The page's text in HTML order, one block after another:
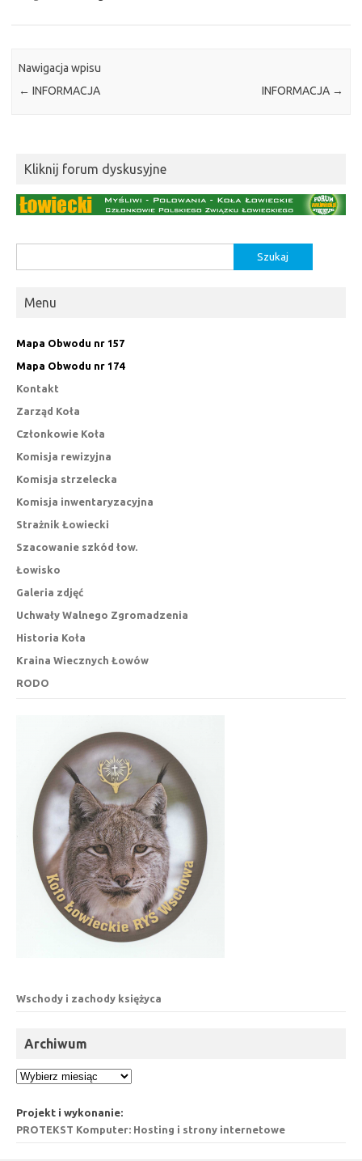
Nawigacja wpisu
← INFORMACJA INFORMACJA →
Kliknij forum dyskusyjne
Menu
Mapa Obwodu nr 157
Mapa Obwodu nr 174
Kontakt
Zarząd Koła
Członkowie Koła
Komisja rewizyjna
Komisja strzelecka
Komisja inwentaryzacyjna
Strażnik Łowiecki
Szacowanie szkód łow.
Łowisko
Galeria zdjęć
Uchwały Walnego Zgromadzenia
Historia Koła
Kraina Wiecznych Łowów
RODO
Wschody i zachody księżyca
Archiwum
Archiwum
Projekt i wykonanie:
PROTEKST Komputer: Hosting i strony internetowe